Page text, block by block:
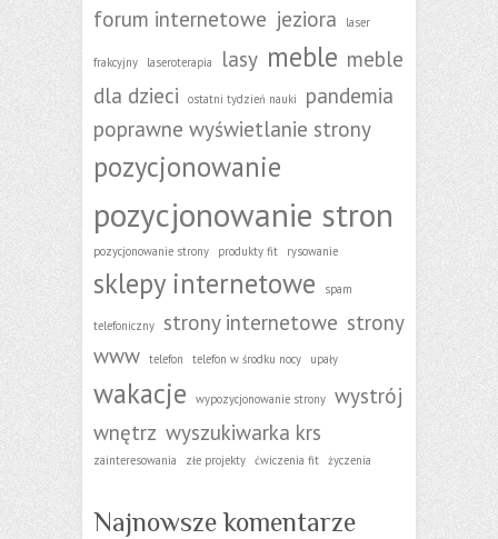
forum internetowe jeziora laser
frakcyjny laseroterapia lasy meble meble
dla dzieci
ostatni tydzień nauki
pandemia
poprawne wyświetlanie strony
pozycjonowanie
pozycjonowanie stron
pozycjonowanie strony produkty fit rysowanie
sklepy internetowe spam
telefoniczny strony internetowe strony
www telefon telefon w środku nocy upały
wakacje wypozycjonowanie strony wystrój
wnętrz wyszukiwarka krs
zainteresowania złe projekty ćwiczenia fit życzenia
Najnowsze komentarze